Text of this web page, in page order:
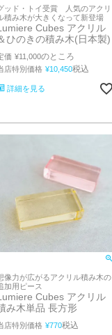
ッド・トイ受賞 人気のアクリ
積み木が大きくなって新登場
Cubes アクリル
ひのきの積み木(日本製)
価 ¥11,000のところ
店特別価格 ¥10,450税込
詳細を見る
像力が広がるアクリル積み木の
加用ピース
Cubes アクリル
み木単品 長方形
店特別価格 ¥770税込